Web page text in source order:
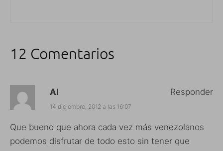
12 Comentarios
Al
14 diciembre, 2012 a las 16:07
Que bueno que ahora cada vez más venezolanos
podemos disfrutar de todo esto sin tener que
Responder